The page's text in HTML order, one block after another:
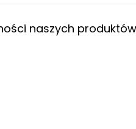
naszych produktów